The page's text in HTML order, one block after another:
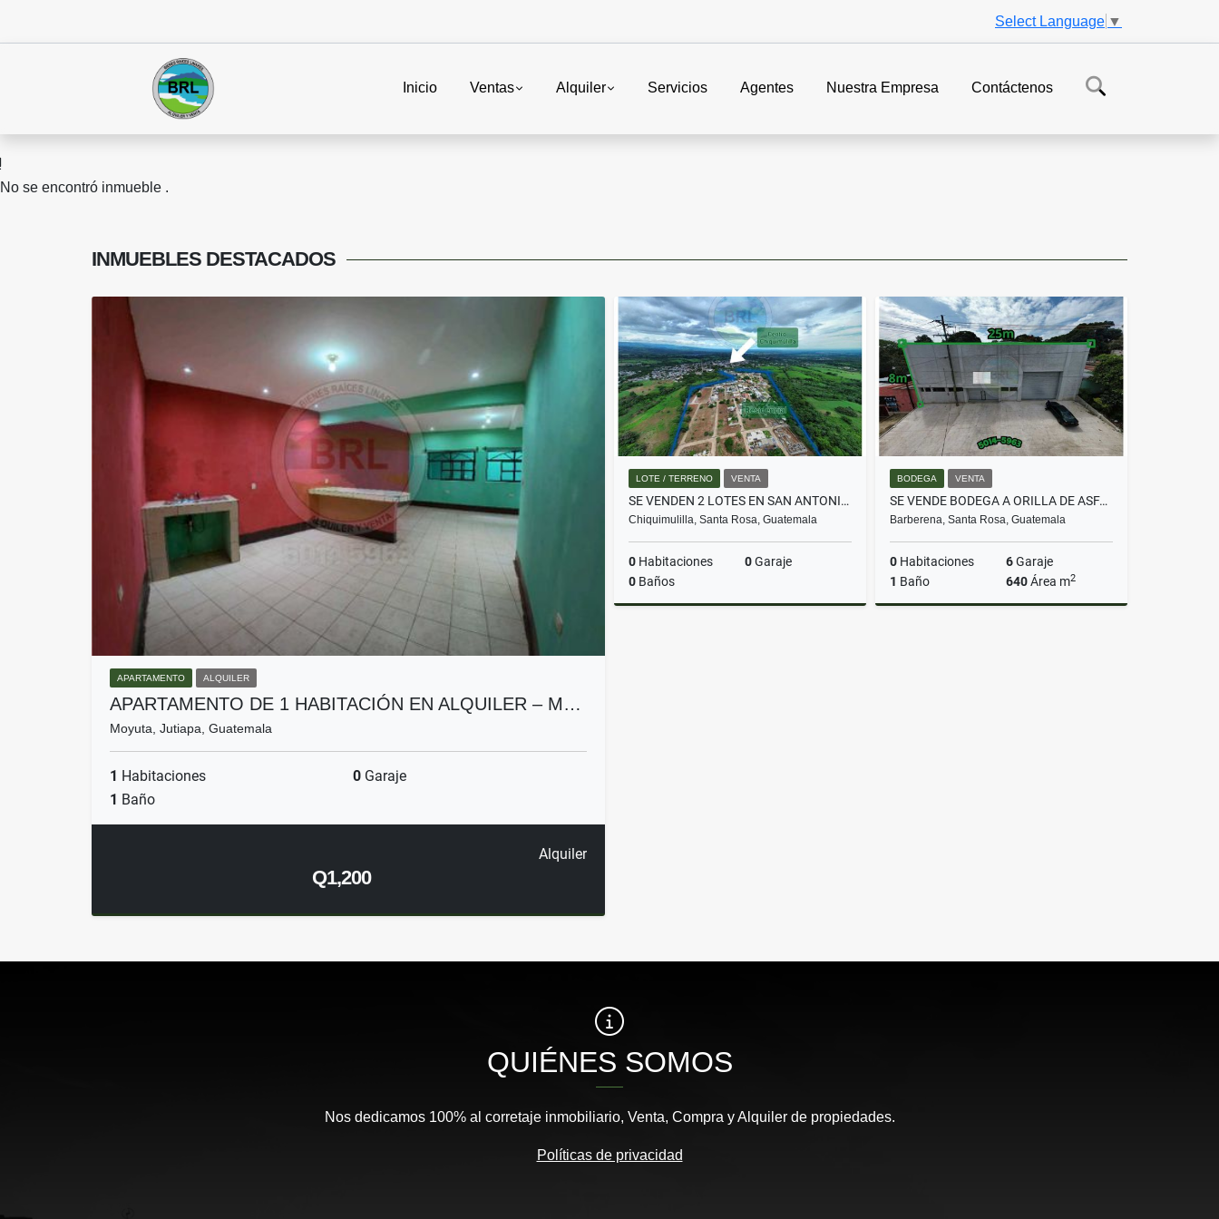
Select Language ▼
Inicio Ventas Alquiler Servicios Agentes Nuestra Empresa Contáctenos
No se encontró inmueble .
INMUEBLES DESTACADOS
APARTAMENTO ALQUILER
APARTAMENTO DE 1 HABITACIÓN EN ALQUILER – M…
Moyuta, Jutiapa, Guatemala
1 Habitaciones 0 Garaje
1 Baño
Alquiler
Q1,200
LOTE / TERRENO VENTA
SE VENDEN 2 LOTES EN SAN ANTONIO CHIQUIMULILLA
Chiquimulilla, Santa Rosa, Guatemala
0 Habitaciones 0Garaje
0 Baños
BODEGA VENTA
SE VENDE BODEGA A ORILLA DE ASFALTO BARBERENA
Barberena, Santa Rosa, Guatemala
0 Habitaciones 6Garaje
1 Baño 640Área m2
QUIÉNES SOMOS
Nos dedicamos 100% al corretaje inmobiliario, Venta, Compra y Alquiler de propiedades.
Políticas de privacidad